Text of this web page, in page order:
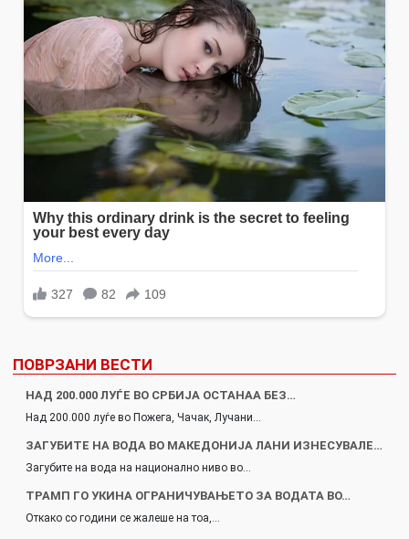
ПОВРЗАНИ ВЕСТИ
НАД 200.000 ЛУЃЕ ВО СРБИЈА ОСТАНАА БЕЗ…
Над 200.000 луѓе во Пожега, Чачак, Лучани…
ЗАГУБИТЕ НА ВОДА ВО МАКЕДОНИЈА ЛАНИ ИЗНЕСУВАЛЕ…
Загубите на вода на национално ниво во…
ТРАМП ГО УКИНА ОГРАНИЧУВАЊЕТО ЗА ВОДАТА ВО…
Откако со години се жалеше на тоа,…